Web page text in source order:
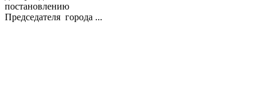
постановлению
Председателя города ...